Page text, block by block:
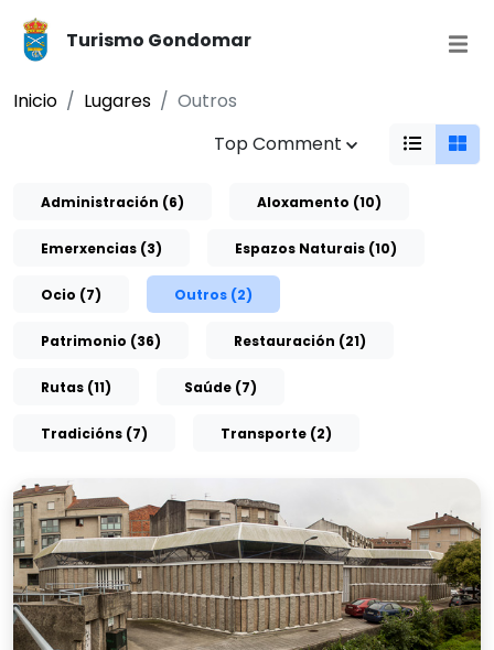
Turismo Gondomar
Inicio Lugares
Outros
Top Comment
Administración (6) Aloxamento (10)
Emerxencias (3) Espazos Naturais (10)
Ocio (7) Outros (2)
Patrimonio (36) Restauración (21)
Rutas (11) Saúde (7)
Tradicións (7) Transporte (2)